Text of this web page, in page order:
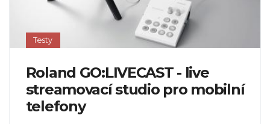
Testy
Roland GO:LIVECAST - live
streamovací studio pro mobilní
telefony